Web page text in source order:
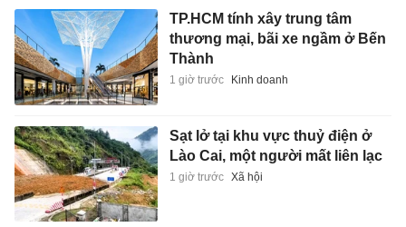
TP.HCM tính xây trung tâm
thương mại, bãi xe ngầm ở Bến
Thành
1 giờ trước Kinh doanh
Sạt lở tại khu vực thuỷ điện ở
Lào Cai, một người mất liên lạc
1 giờ trước Xã hội